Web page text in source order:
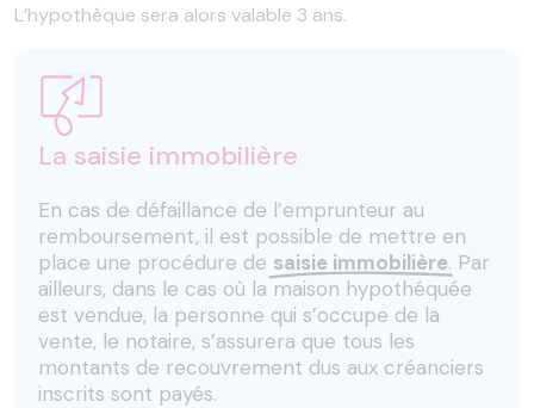
L’hypothèque sera alors valable 3 ans.
La saisie immobilière
En cas de défaillance de l’emprunteur au
remboursement, il est possible de mettre en
place une procédure de saisie immobilière. Par
ailleurs, dans le cas où la maison hypothéquée
est vendue, la personne qui s’occupe de la
vente, le notaire, s’assurera que tous les
montants de recouvrement dus aux créanciers
inscrits sont payés.